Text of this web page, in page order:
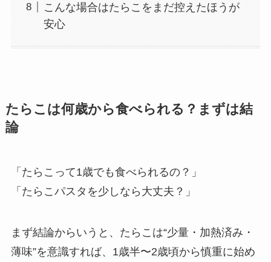
こんな場合はたらこをまだ控えたほうが
安心
たらこは何歳から食べられる？まずは結
論
「たらこって1歳でも食べられるの？」
「たらこパスタを少しなら大丈夫？」
まず結論からいうと、たらこは“少量・加熱済み・
薄味”を意識すれば、1歳半〜2歳頃から慎重に始め